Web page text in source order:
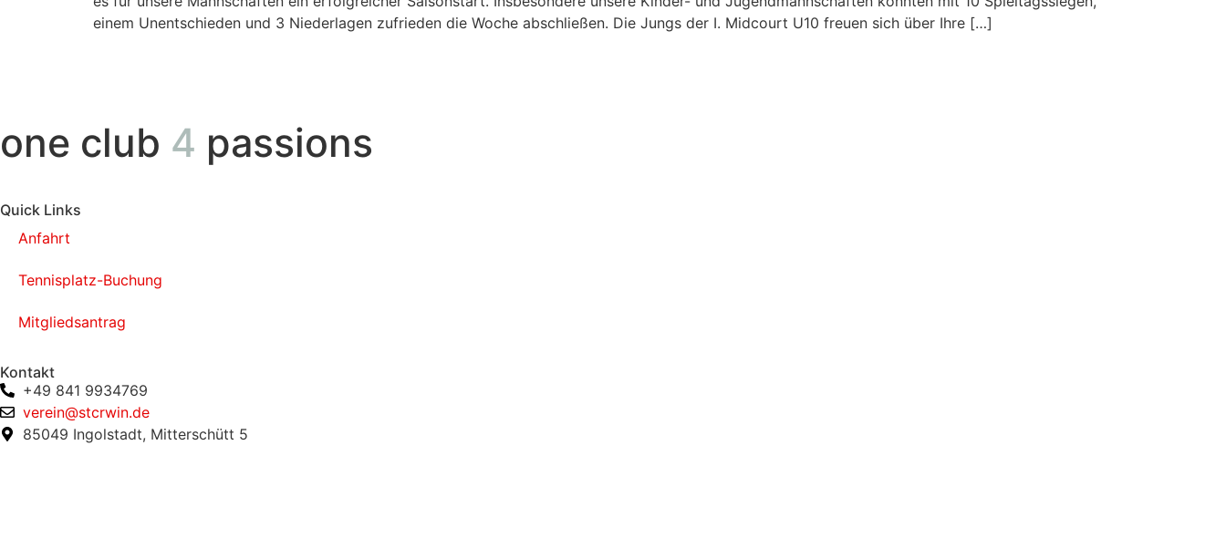
einem Unentschieden und 3 Niederlagen zufrieden die Woche abschließen. Die Jungs der I. Midcourt U10 freuen sich über Ihre […]
one club 4 passions
Quick Links
Anfahrt
Tennisplatz-Buchung
Mitgliedsantrag
Kontakt
+49 841 9934769
verein@stcrwin.de
85049 Ingolstadt, Mitterschütt 5